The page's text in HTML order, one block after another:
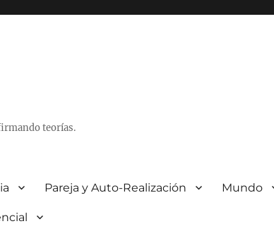
teorías.
Pareja y Auto-Realización Mundo